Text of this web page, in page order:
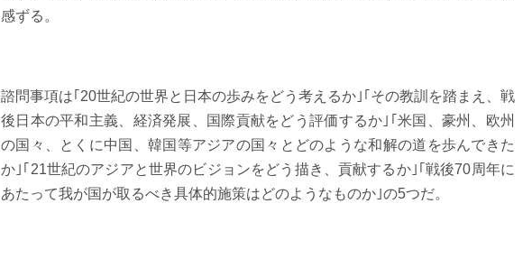
感ずる。
諮問事項は｢20世紀の世界と日本の歩みをどう考えるか｣｢その教訓を踏まえ、戦
後日本の平和主義、経済発展、国際貢献をどう評価するか｣｢米国、豪州、欧州
の国々、とくに中国、韓国等アジアの国々とどのような和解の道を歩んできた
か｣｢21世紀のアジアと世界のビジョンをどう描き、貢献するか｣｢戦後70周年に
あたって我が国が取るべき具体的施策はどのようなものか｣の5つだ。